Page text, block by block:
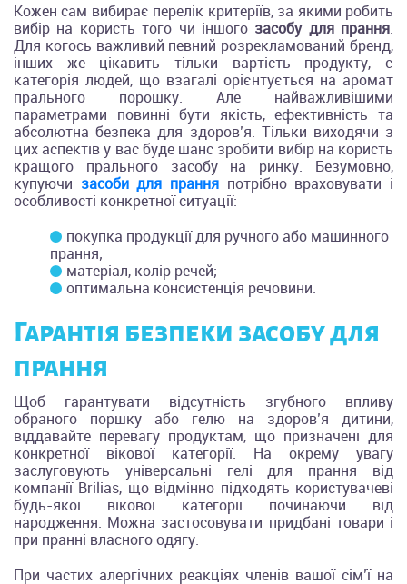
Кожен сам вибирає перелік критеріїв, за якими робить
вибір на користь того чи іншого засобу для прання.
Для когось важливий певний розрекламований бренд,
інших же цікавить тільки вартість продукту, є
категорія людей, що взагалі орієнтується на аромат
прального порошку. Але найважливішими
параметрами повинні бути якість, ефективність та
абсолютна безпека для здоров’я. Тільки виходячи з
цих аспектів у вас буде шанс зробити вибір на користь
кращого прального засобу на ринку. Безумовно,
купуючи засоби для прання потрібно враховувати і
особливості конкретної ситуації:
покупка продукції для ручного або машинного
прання;
матеріал, колір речей;
оптимальна консистенція речовини.
Гарантія безпеки засобу для
прання
Щоб гарантувати відсутність згубного впливу
обраного поршку або гелю на здоров’я дитини,
віддавайте перевагу продуктам, що призначені для
конкретної вікової категорії. На окрему увагу
заслуговують універсальні гелі для прання від
компанії Brilias, що відмінно підходять користувачеві
будь-якої вікової категорії починаючи від
народження. Можна застосовувати придбані товари і
при пранні власного одягу.
При частих алергічних реакціях членів вашої сім’ї на